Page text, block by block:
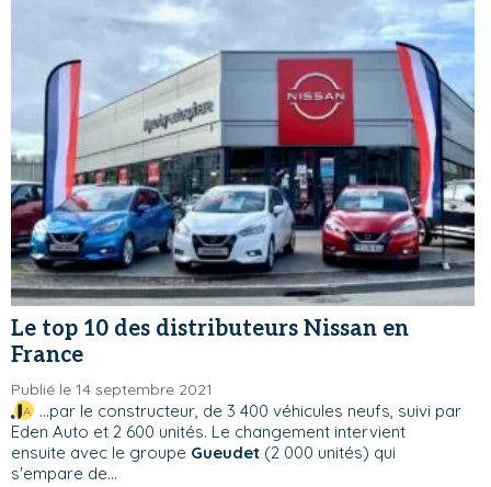
Le top 10 des distributeurs Nissan en
France
Publié le 14 septembre 2021
...par le constructeur, de 3 400 véhicules neufs, suivi par
Eden Auto et 2 600 unités. Le changement intervient
ensuite avec le groupe Gueudet (2 000 unités) qui
s'empare de...